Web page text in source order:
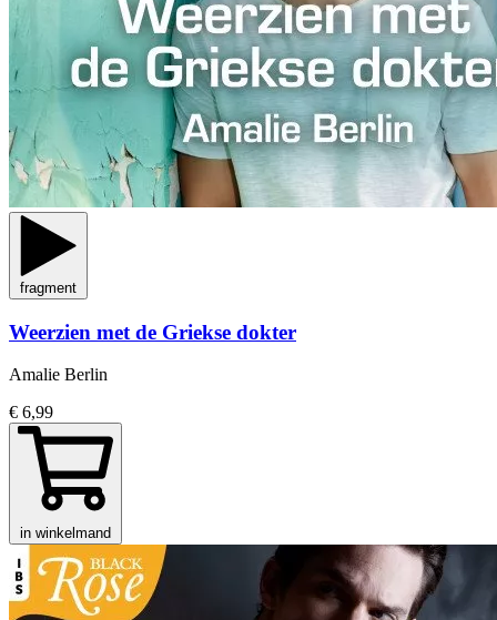
fragment
Weerzien met de Griekse dokter
Amalie Berlin
€ 6,99
in winkelmand